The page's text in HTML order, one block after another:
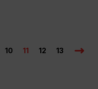
10 11 12 13